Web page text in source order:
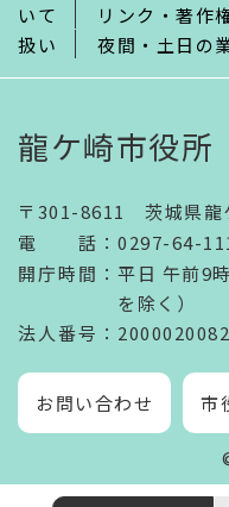
いて
リンク・著作
扱い
夜間・土日の
龍ケ崎市役所
〒301-8611 茨城県龍
電話 ： 0297-64-
開庁時間 ： 平日 午前9
を除く）
法人番号 ：
お問い合わせ 市